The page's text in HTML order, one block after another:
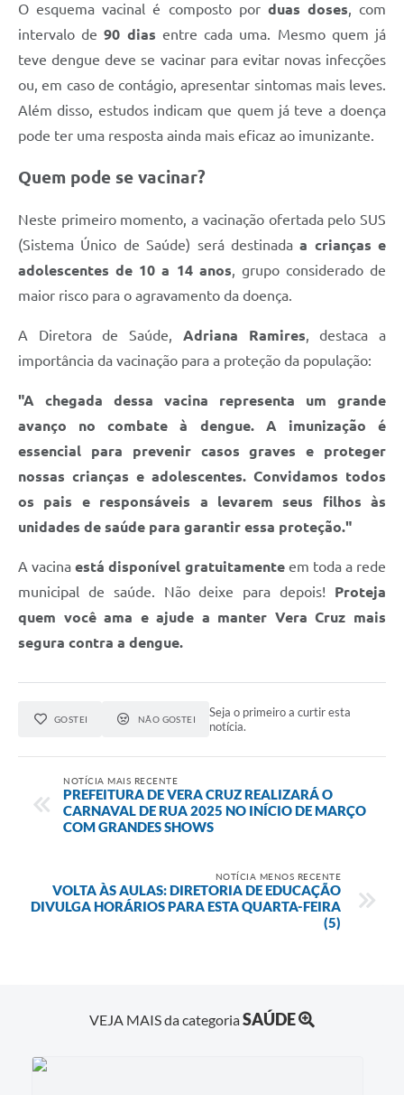
O esquema vacinal é composto por duas doses, com
intervalo de90 dias entre cada uma. Mesmo quem já
teve dengue deve se vacinar para evitar novas infecções
ou, em caso de contágio, apresentar sintomas mais leves.
Além disso, estudos indicam que quem já teve a doença
pode ter uma resposta ainda mais eficaz ao imunizante.
Quem pode se vacinar?
Neste primeiro momento, a vacinação ofertada pelo SUS
(Sistema Único de Saúde) será destinadaa crianças e
adolescentes de 10 a 14 anos, grupo considerado de
maior risco para o agravamento da doença.
A Diretora de Saúde, Adriana Ramires, destaca a
importância da vacinação para a proteção da população:
"A chegada dessa vacina representa um grande
avanço no combate à dengue. A imunização é
essencial para prevenir casos graves e proteger
nossas crianças e adolescentes. Convidamos todos
os pais e responsáveis a levarem seus filhos às
unidades de saúde para garantir essa proteção."
A vacinaestá disponível gratuitamenteem toda a rede
municipal de saúde. Não deixe para depois! Proteja
quem você ama e ajude a manter Vera Cruz mais
segura contra a dengue.
GOSTEI NÃO GOSTEI
Seja o primeiro a curtir esta
notícia.
NOTÍCIA MAIS RECENTE
PREFEITURA DE VERA CRUZ REALIZARÁ O
CARNAVAL DE RUA 2025 NO INÍCIO DE MARÇO
COM GRANDES SHOWS
NOTÍCIA MENOS RECENTE
VOLTA ÀS AULAS: DIRETORIA DE EDUCAÇÃO
DIVULGA HORÁRIOS PARA ESTA QUARTA-FEIRA
(5)
VEJA MAIS da categoriaSAÚDE